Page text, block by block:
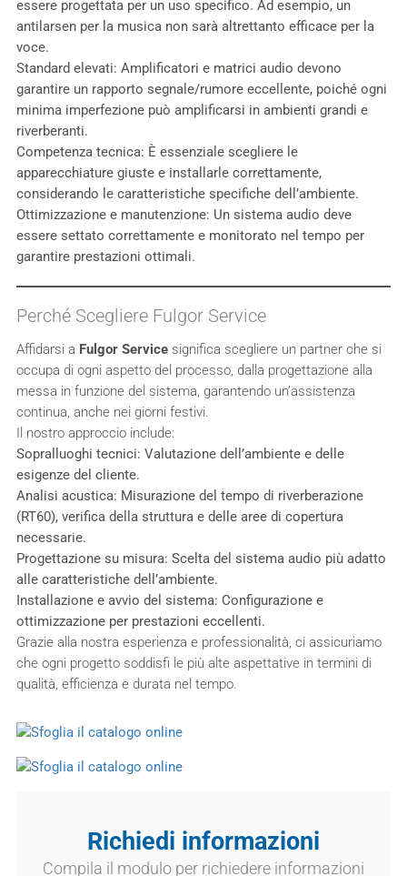
essere progettata per un uso specifico. Ad esempio, un
antilarsen per la musica non sarà altrettanto efficace per la
voce.
Standard elevati: Amplificatori e matrici audio devono
garantire un rapporto segnale/rumore eccellente, poiché ogni
minima imperfezione può amplificarsi in ambienti grandi e
riverberanti.
Competenza tecnica: È essenziale scegliere le
apparecchiature giuste e installarle correttamente,
considerando le caratteristiche specifiche dell’ambiente.
Ottimizzazione e manutenzione: Un sistema audio deve
essere settato correttamente e monitorato nel tempo per
garantire prestazioni ottimali.
Perché Scegliere Fulgor Service
Affidarsi a Fulgor Servicesignifica scegliere un partner che si
occupa di ogni aspetto del processo, dalla progettazione alla
messa in funzione del sistema, garantendo un’assistenza
continua, anche nei giorni festivi.
Il nostro approccio include:
Sopralluoghi tecnici: Valutazione dell’ambiente e delle
esigenze del cliente.
Analisi acustica: Misurazione del tempo di riverberazione
(RT60), verifica della struttura e delle aree di copertura
necessarie.
Progettazione su misura: Scelta del sistema audio più adatto
alle caratteristiche dell’ambiente.
Installazione e avvio del sistema: Configurazione e
ottimizzazione per prestazioni eccellenti.
Grazie alla nostra esperienza e professionalità, ci assicuriamo
che ogni progetto soddisfi le più alte aspettative in termini di
qualità, efficienza e durata nel tempo.
Richiedi informazioni
Compila il modulo per richiedere informazioni